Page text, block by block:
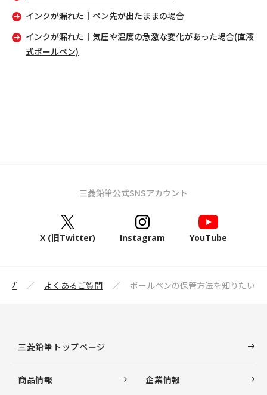
インクが漏れた｜ペン先が出たままの場合
インクが漏れた｜気圧や温度の急激な変化があった場合(直液
式ボールペン)
三菱鉛筆公式SNSアカウント
X (旧Twitter) Instagram YouTube
プ よくあるご質問 ボールペンの保管方法を知りたい
三菱鉛筆トップページ
商品情報 企業情報